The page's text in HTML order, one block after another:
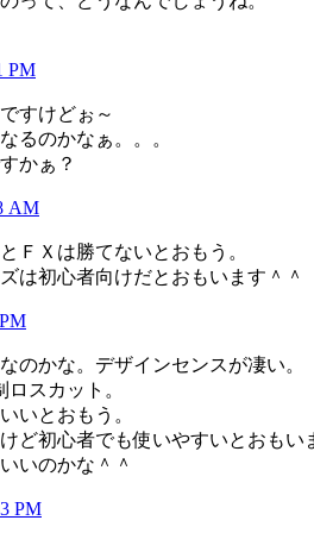
PM
すけどぉ～
るのかなぁ。。。
かぁ？
AM
ＦＸは勝てないとおもう。
は初心者向けだとおもいます＾＾
のかな。デザインセンスが凄い。
スカット。
いとおもう。
ど初心者でも使いやすいとおもい
いのかな＾＾
PM